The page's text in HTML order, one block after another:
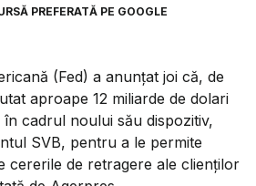
PREFERATĂ PE GOOGLE
(Fed) a anunţat joi că, de
aproape 12 miliarde de dolari
cadrul noului său dispozitiv,
SVB, pentru a le permite
cererile de retragere ale clienţilor